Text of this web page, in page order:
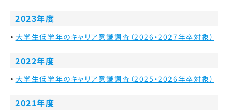
2023年度
大学生低学年のキャリア意識調査（2026・2027年卒対象）
2022年度
大学生低学年のキャリア意識調査（2025・2026年卒対象）
2021年度